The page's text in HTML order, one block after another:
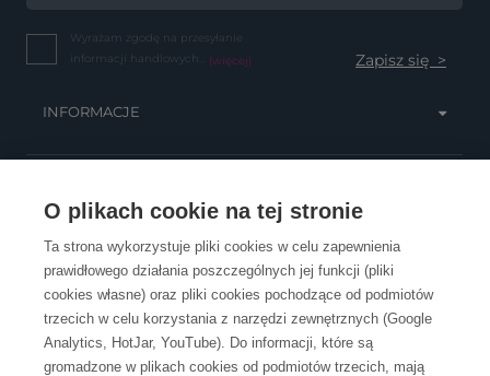
O plikach cookie na tej stronie
Ta strona wykorzystuje pliki cookies w celu zapewnienia
prawidłowego działania poszczególnych jej funkcji (pliki
cookies własne) oraz pliki cookies pochodzące od podmiotów
trzecich w celu korzystania z narzędzi zewnętrznych (Google
Analytics, HotJar, YouTube). Do informacji, które są
gromadzone w plikach cookies od podmiotów trzecich, mają
Wyrażam zgodę na przesyłanie
informacji handlowych... (więcej)
INFORMACJE
OBSŁUGA KLIENTA
KONTAKT